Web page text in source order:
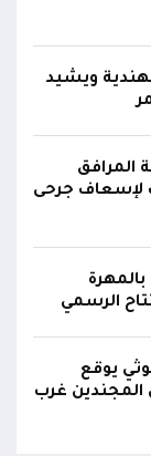
على
ركن طارق
المسلحة عن
وعاصمتها
ويشيد
المرافق
لإسعاف جرحى
الرسمي
يوقع
المجندين غرب